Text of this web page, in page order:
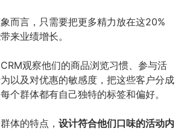
而言，只需要把更多精力放在这20%
来业绩增长。
观察他们的商品浏览习惯、参与活
以及对优惠的敏感度，把这些客户分成
个群体都有自己独特的标签和偏好。
体的特点， 设计符合他们口味的活动内